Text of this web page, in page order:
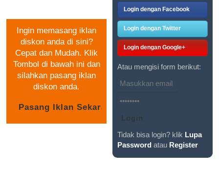
Ingin memasang iklan
diskon anda di sini?
Cepat dan Mudah. Klik
Tombol di bawah ini dan
silahkan pasang iklan
diskon anda.
Login dengan Facebook
Login dengan Twitter
Login dengan Google+
Atau mengisi form berikut:
Tidak bisa login? klik Lupa
Password atau Register